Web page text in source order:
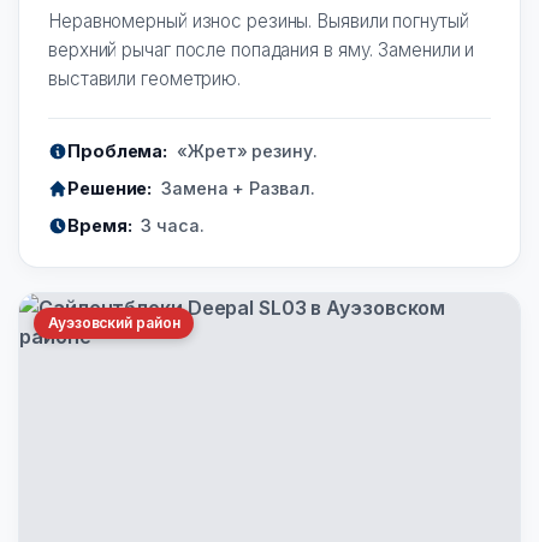
Неравномерный износ резины. Выявили погнутый
верхний рычаг после попадания в яму. Заменили и
выставили геометрию.
Проблема: «Жрет» резину.
Решение: Замена + Развал.
Время: 3 часа.
Ауэзовский район